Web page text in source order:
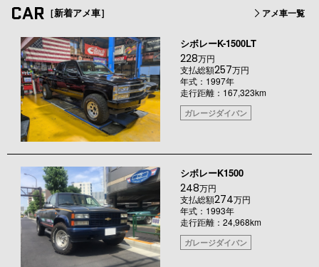
CAR ［新着アメ車］ アメ車一覧
シボレーK-1500LT
228万円
支払総額257万円
年式：1997年
走行距離：167,323km
ガレージダイバン
シボレーK1500
248万円
支払総額274万円
年式：1993年
走行距離：24,968km
ガレージダイバン